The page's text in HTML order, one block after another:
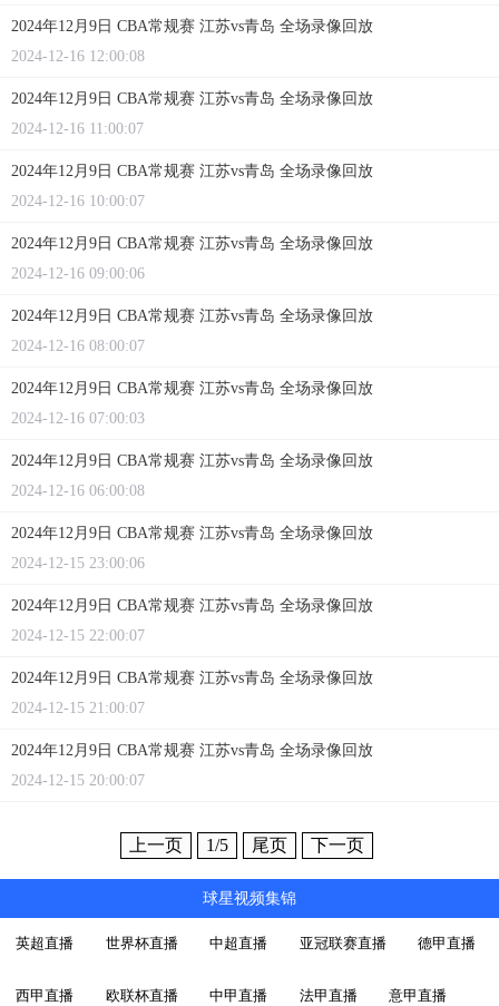
2024年12月9日 CBA常规赛 江苏vs青岛 全场录像回放
2024-12-16 12:00:08
2024年12月9日 CBA常规赛 江苏vs青岛 全场录像回放
2024-12-16 11:00:07
2024年12月9日 CBA常规赛 江苏vs青岛 全场录像回放
2024-12-16 10:00:07
2024年12月9日 CBA常规赛 江苏vs青岛 全场录像回放
2024-12-16 09:00:06
2024年12月9日 CBA常规赛 江苏vs青岛 全场录像回放
2024-12-16 08:00:07
2024年12月9日 CBA常规赛 江苏vs青岛 全场录像回放
2024-12-16 07:00:03
2024年12月9日 CBA常规赛 江苏vs青岛 全场录像回放
2024-12-16 06:00:08
2024年12月9日 CBA常规赛 江苏vs青岛 全场录像回放
2024-12-15 23:00:06
2024年12月9日 CBA常规赛 江苏vs青岛 全场录像回放
2024-12-15 22:00:07
2024年12月9日 CBA常规赛 江苏vs青岛 全场录像回放
2024-12-15 21:00:07
2024年12月9日 CBA常规赛 江苏vs青岛 全场录像回放
2024-12-15 20:00:07
上一页 1/5 尾页 下一页
球星视频集锦
英超直播 世界杯直播 中超直播 亚冠联赛直播 德甲直播
西甲直播 欧联杯直播 中甲直播 法甲直播 意甲直播